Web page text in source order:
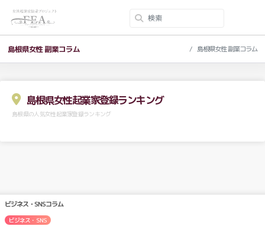
島根県女性 副業コラム 島根県女性 副業コラム
島根県女性起業家登録ランキング
島根県の人気女性起業家登録ランキング
ビジネス・SNSコラム
ビジネス・SNS